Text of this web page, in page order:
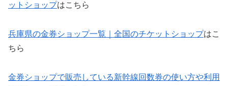
ットショップはこちら
兵庫県の金券ショップ一覧｜全国のチケットショップはこ
ちら
金券ショップで販売している新幹線回数券の使い方や利用